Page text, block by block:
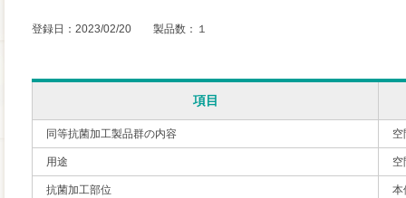
登録日：2023/02/20 製品数：１
項目
同等抗菌加工製品群の内容 空
用途 空
抗菌加工部位 本